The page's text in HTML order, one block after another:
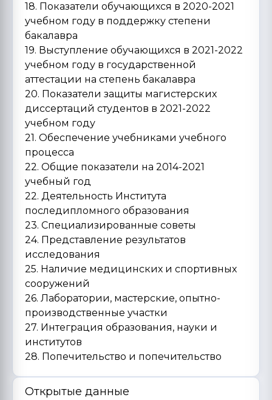
18. Показатели обучающихся в 2020-2021
учебном году в поддержку степени
бакалавра
19. Выступление обучающихся в 2021-2022
учебном году в государственной
аттестации на степень бакалавра
20. Показатели защиты магистерских
диссертаций студентов в 2021-2022
учебном году
21. Обеспечение учебниками учебного
процесса
22. Общие показатели на 2014-2021
учебный год
22. Деятельность Института
последипломного образования
23. Специализированные советы
24. Представление результатов
исследования
25. Наличие медицинских и спортивных
сооружений
26. Лаборатории, мастерские, опытно-
производственные участки
27. Интеграция образования, науки и
институтов
28. Попечительство и попечительство
Открытые данные